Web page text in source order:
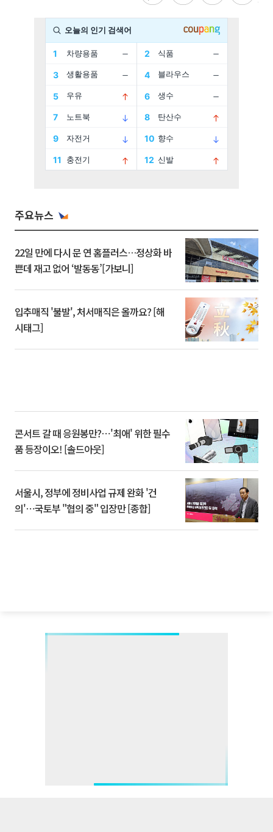
주요뉴스
22일 만에 다시 문 연 홈플러스…정상화 바
쁜데 재고 없어 ‘발동동’[가보니]
입추매직 '불발', 처서매직은 올까요? [해
시태그]
콘서트 갈 때 응원봉만?⋯'최애' 위한 필수
품 등장이오! [솔드아웃]
서울시, 정부에 정비사업 규제 완화 '건
의'⋯국토부 "협의 중" 입장만 [종합]